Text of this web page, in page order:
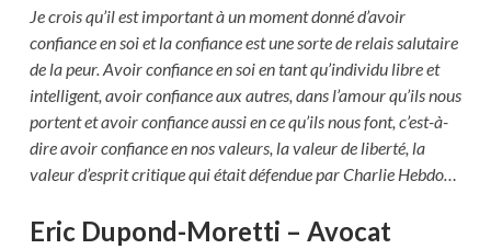
Je crois qu’il est important à un moment donné d’avoir
confiance en soi et la confiance est une sorte de relais salutaire
de la peur. Avoir confiance en soi en tant qu’individu libre et
intelligent, avoir confiance aux autres, dans l’amour qu’ils nous
portent et avoir confiance aussi en ce qu’ils nous font, c’est-à-
dire avoir confiance en nos valeurs, la valeur de liberté, la
valeur d’esprit critique qui était défendue par Charlie Hebdo…
Eric Dupond-Moretti – Avocat